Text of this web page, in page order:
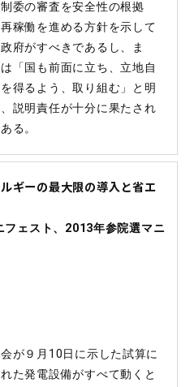
委の審査を安全性の根拠
稼働を進める方針を示して
府がすべきであるし、ま
「国も前面に立ち、立地自
得るよう、取り組む」と明
説明責任が十分に果たされ
る。
ギーの最大限の導入と省エ
フェスト、2013年参院選マニ
が９月10日に示した試算に
た発電設備がすべて動くと